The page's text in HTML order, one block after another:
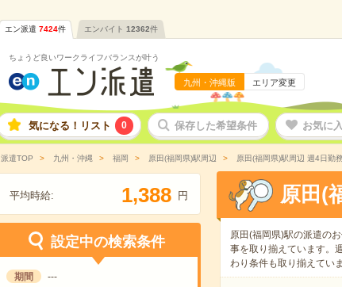
エン派遣 7424件 エンバイト 12362件
ちょうど良いワークライフバランスが叶う
九州・沖縄版 エリア変更
気になる！リスト 0 保存した希望条件 お気に
派遣TOP 九州・沖縄 福岡 原田(福岡県)駅周辺 原田(福岡県)駅周辺 週4日勤
平均時給: 1,388 円
設定中の検索条件
期間 ---
原田(
原田(福岡県)駅の派遣のお
事を取り揃えています。
わり条件も取り揃えていま